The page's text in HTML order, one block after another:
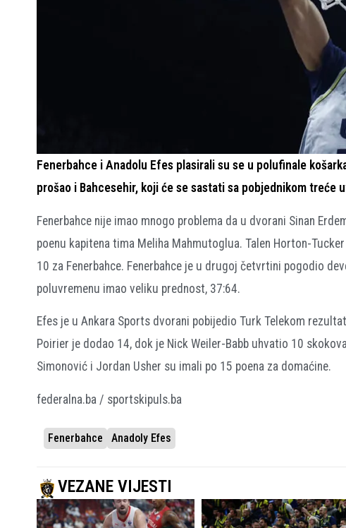
Fenerbahce i Anadolu Efes plasirali su se u polufinale
prošao i Bahcesehir, koji će se sastati sa pobjednikom treće
Fenerbahce nije imao mnogo problema da u dvorani Sinan
poenu kapitena tima Meliha Mahmutoglua. Talen Horton-
10 za Fenerbahce. Fenerbahce je u drugoj četvrtini pogodio
poluvremenu imao veliku prednost, 37:64.
Efes je u Ankara Sports dvorani pobijedio Turk Telekom
Poirier je dodao 14, dok je Nick Weiler-Babb uhvatio 10
Simonović i Jordan Usher su imali po 15 poena za domaćine.
federalna.ba / sportskipuls.ba
Fenerbahce Anadoly Efes
VEZANE VIJESTI